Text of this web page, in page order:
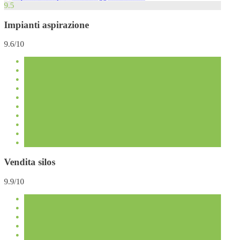
9.5
Impianti aspirazione
9.6/10
Vendita silos
9.9/10